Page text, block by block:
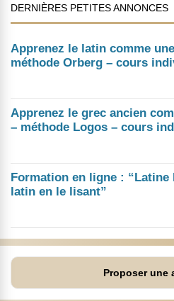
DERNIÈRES PETITES ANNONCES
Apprenez le latin comme
méthode Orberg – cours
Apprenez le grec ancien
– méthode Logos – cours
Formation en ligne : “Latine
latin en le lisant”
Proposer une